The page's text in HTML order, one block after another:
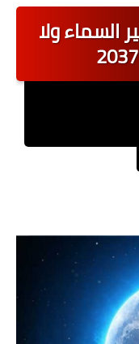
العام
الخاص
والاجور اليومية
السماء ولا